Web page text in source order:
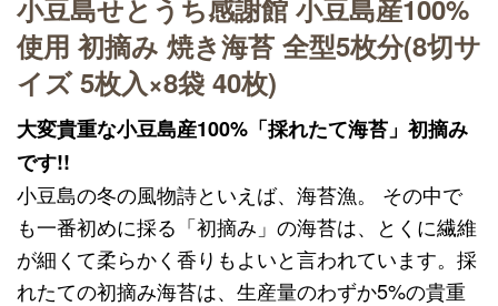
小豆島せとうち感謝館 小豆島産100%
使用 初摘み 焼き海苔 全型5枚分(8切サ
イズ 5枚入×8袋 40枚)
大変貴重な小豆島産100%「採れたて海苔」初摘み
です!!
小豆島の冬の風物詩といえば、海苔漁。 その中で
も一番初めに採る「初摘み」の海苔は、とくに繊維
が細くて柔らかく香りもよいと言われています。採
れたての初摘み海苔は、生産量のわずか5%の貴重